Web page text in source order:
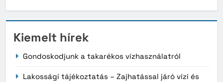
Kiemelt hírek
Gondoskodjunk a takarékos vízhasználatról
Lakossági tájékoztatás – Zajhatással járó vízi és